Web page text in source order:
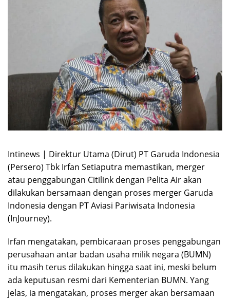
Intinews | Direktur Utama (Dirut) PT Garuda Indonesia
(Persero) Tbk Irfan Setiaputra memastikan, merger
atau penggabungan Citilink dengan Pelita Air akan
dilakukan bersamaan dengan proses merger Garuda
Indonesia dengan PT Aviasi Pariwisata Indonesia
(InJourney).
Irfan mengatakan, pembicaraan proses penggabungan
perusahaan antar badan usaha milik negara (BUMN)
itu masih terus dilakukan hingga saat ini, meski belum
ada keputusan resmi dari Kementerian BUMN. Yang
jelas, ia mengatakan, proses merger akan bersamaan